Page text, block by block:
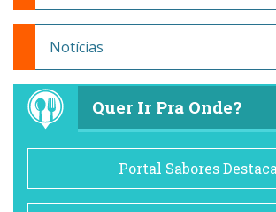
Notícias
Quer Ir Pra Onde?
Portal Sabores Destaca